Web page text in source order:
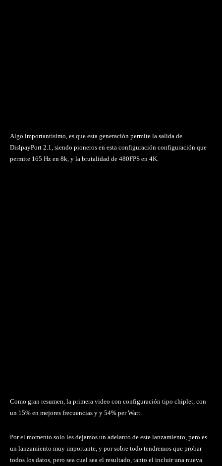
Algo importantísimo, es que esta generación permite la salida de
DislpayPort 2.1, siendo pioneros en esta configuración configuración que
permite 165 Hz en 8k, y la brutalidad de 480FPS en 4K.
Como gran resumen, la primera video con configuración tipo chiplet, con
un 15% en mejores frecuencias y y 54% per Watt.
Por el momento solo les dejamos un adelanto de este lanzamiento, pero es
un lanzamiento muy importante, y por sobre todo tendremos que probar
todos los datos, pero sea cual sea el resultado, tanto el incluir una nueva